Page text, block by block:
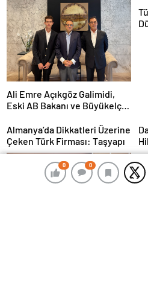
0 0
0 0
Ali Emre Açıkgöz Galimidi,
Eski AB Bakanı ve Büyükelçi
Geldi
Almanya’da Dikkatleri Üzerine
Çeken Türk Firması: Taşyapı